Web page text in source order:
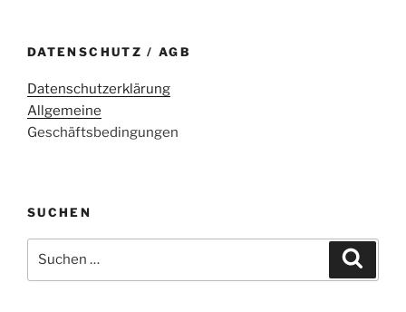
DATENSCHUTZ / AGB
Datenschutzerklärung
Allgemeine
Geschäftsbedingungen
SUCHEN
nach: